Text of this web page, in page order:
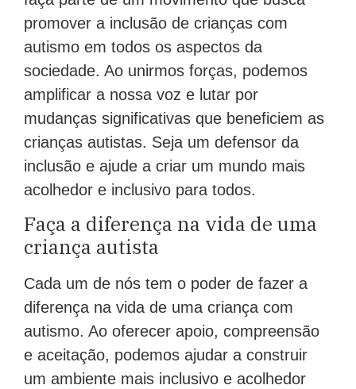
promover a inclusão de crianças com
autismo em todos os aspectos da
sociedade. Ao unirmos forças, podemos
amplificar a nossa voz e lutar por
mudanças significativas que beneficiem as
crianças autistas. Seja um defensor da
inclusão e ajude a criar um mundo mais
acolhedor e inclusivo para todos.
Faça a diferença na vida de uma
criança autista
Cada um de nós tem o poder de fazer a
diferença na vida de uma criança com
autismo. Ao oferecer apoio, compreensão
e aceitação, podemos ajudar a construir
um ambiente mais inclusivo e acolhedor